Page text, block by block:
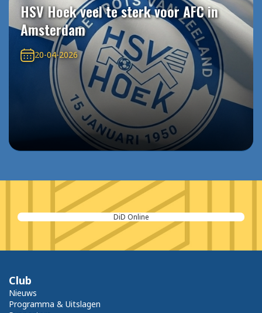
HSV Hoek veel te sterk voor AFC in
Amsterdam
20-04-2026
DiD Online
Club
Nieuws
Programma & Uitslagen